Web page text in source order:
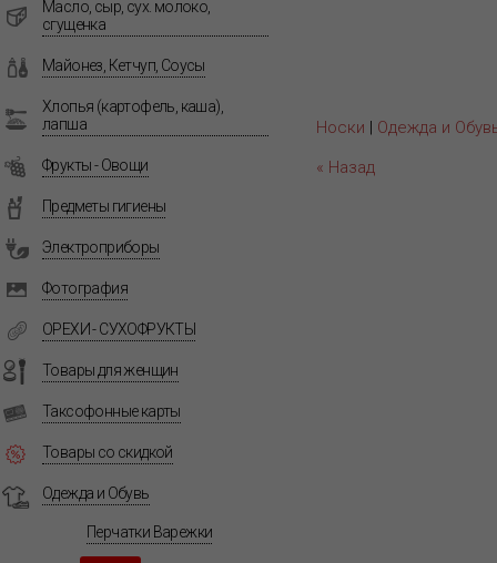
Масло, сыр, сух. молоко,
сгущенка
Майонез, Кетчуп, Соусы
Хлопья (картофель, каша),
лапша
Фрукты - Овощи
Предметы гигиены
Электроприборы
Фотография
ОРЕХИ - СУХОФРУКТЫ
Товары для женщин
Таксофонные карты
Товары со скидкой
Одежда и Обувь
Перчатки Варежки
Носки | Одежда и
« Назад